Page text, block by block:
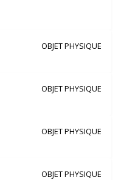
OBJET PHYSIQUE
OBJET PHYSIQUE
OBJET PHYSIQUE
OBJET PHYSIQUE